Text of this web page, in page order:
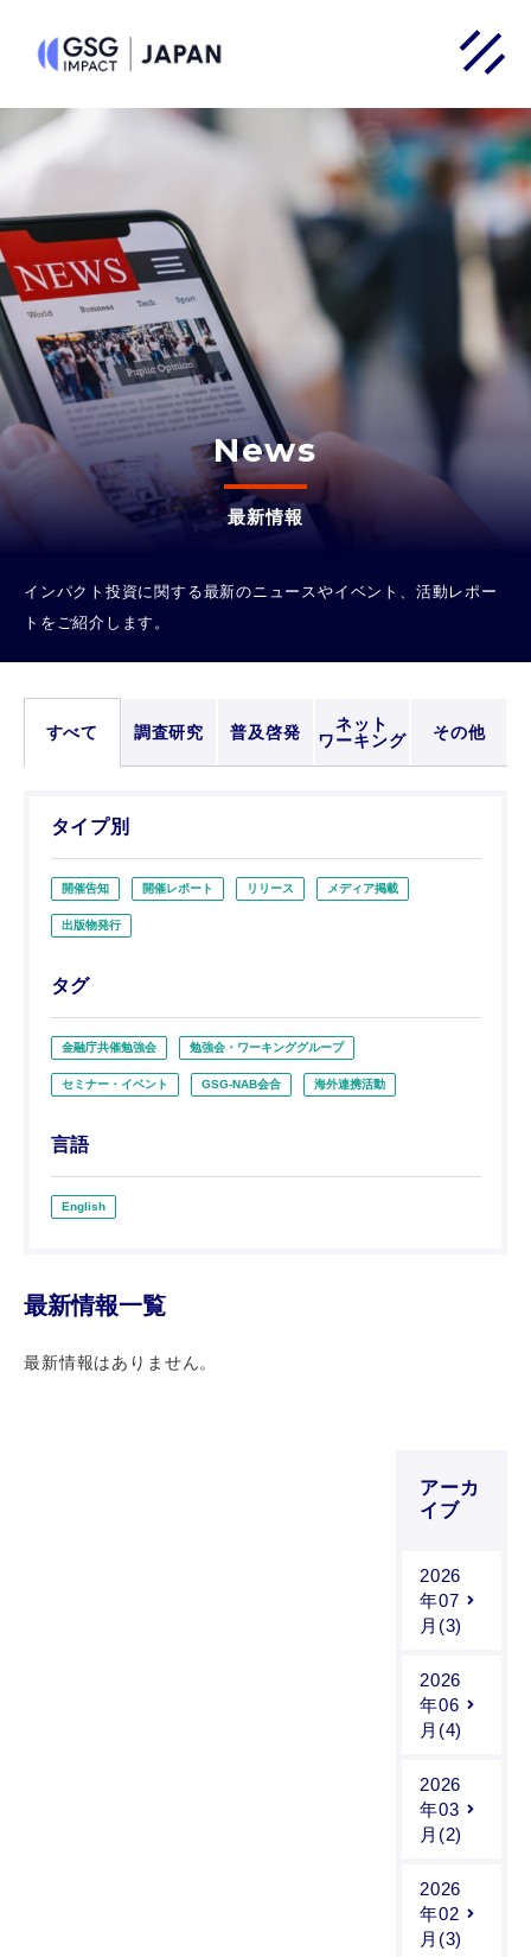
News
最新情報
インパクト投資に関する最新のニュースやイベント、活動レポー
トをご紹介します。
すべて 調査研究 普及啓発
ネット
ワーキング
その他
タイプ別
開催告知 開催レポート リリース メディア掲載
出版物発行
タグ
金融庁共催勉強会 勉強会・ワーキンググループ
セミナー・イベント GSG-NAB会合 海外連携活動
言語
English
最新情報一覧
最新情報はありません。
アーカ
イブ
2026
年07
月(3)
2026
年06
月(4)
2026
年03
月(2)
2026
年02
月(3)